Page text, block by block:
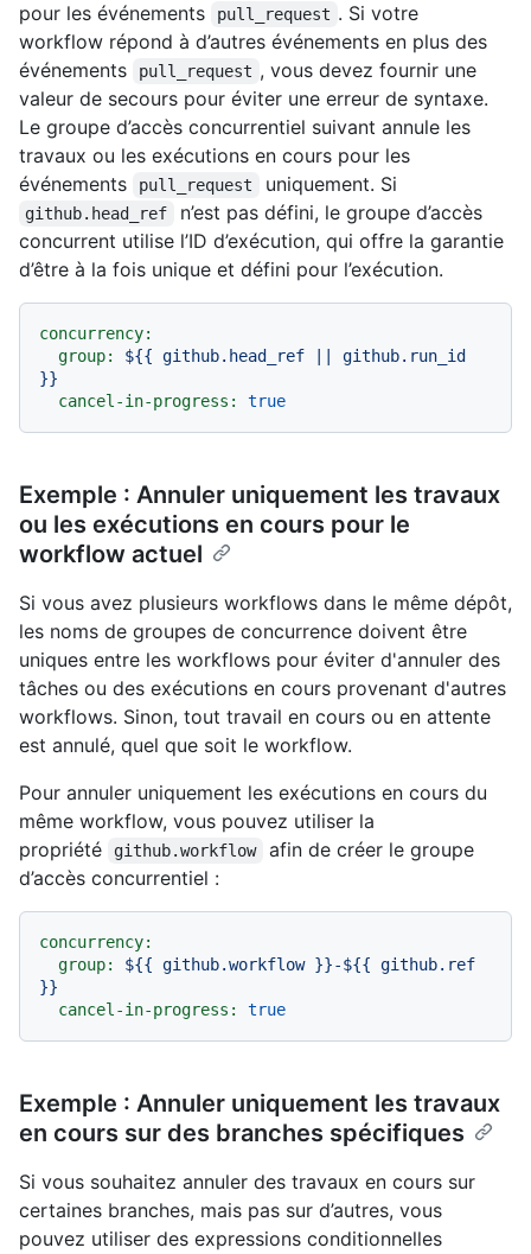
pour les événements
pull_request . Si votre
workflow répond à d’autres événements en plus des
événements
pull_request , vous devez fournir une
valeur de secours pour éviter une erreur de syntaxe.
Le groupe d’accès concurrentiel suivant annule les
travaux ou les exécutions en cours pour les
événements
pull_request uniquement. Si
github.head_ref
n’est pas défini, le groupe d’accès
concurrent utilise l’ID d’exécution, qui offre la garantie
d’être à la fois unique et défini pour l’exécution.
concurrency:
group:
${{ github.head_ref
github.run_id
}}
cancel-in-progress:
true
Exemple : Annuler uniquement les travaux
ou les exécutions en cours pour le
workflow actuel
Si vous avez plusieurs workflows dans le même dépôt,
les noms de groupes de concurrence doivent être
uniques entre les workflows pour éviter d'annuler des
tâches ou des exécutions en cours provenant d'autres
workflows. Sinon, tout travail en cours ou en attente
est annulé, quel que soit le workflow.
Pour annuler uniquement les exécutions en cours du
même workflow, vous pouvez utiliser la
propriété
github.workflow
afin de créer le groupe
d’accès concurrentiel :
concurrency:
group:
${{ github.workflow }}-${{ github.ref
}}
cancel-in-progress:
true
Exemple : Annuler uniquement les travaux
en cours sur des branches spécifiques
Si vous souhaitez annuler des travaux en cours sur
certaines branches, mais pas sur d’autres, vous
pouvez utiliser des expressions conditionnelles